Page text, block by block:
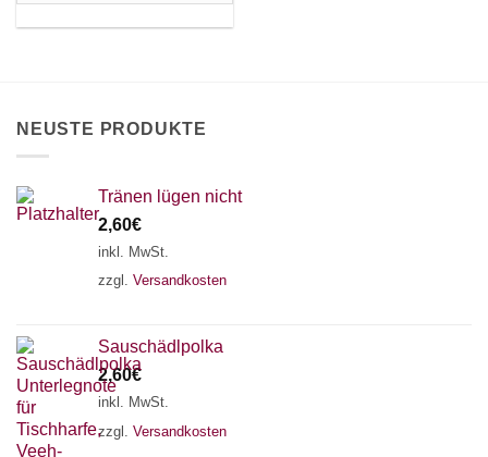
gewählt
werden
NEUSTE PRODUKTE
Tränen lügen nicht
2,60€
inkl. MwSt.
zzgl. Versandkosten
Sauschädlpolka
2,60€
inkl. MwSt.
zzgl. Versandkosten